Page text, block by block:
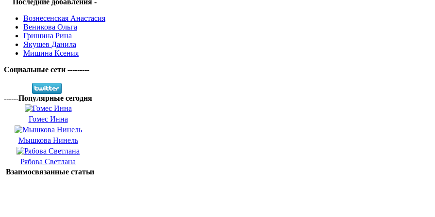
Последние добавления -
Вознесенская Анастасия
Веникова Ольга
Гришина Рина
Якушев Данила
Мишина Ксения
Социальные сети ---------
------Популярные сегодня
Гомес Инна
Мышкова Нинель
Рябова Светлана
Взаимосвязанные статьи